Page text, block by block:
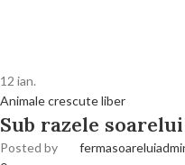
12 ian.
Animale crescute liber
Sub razele
Posted by